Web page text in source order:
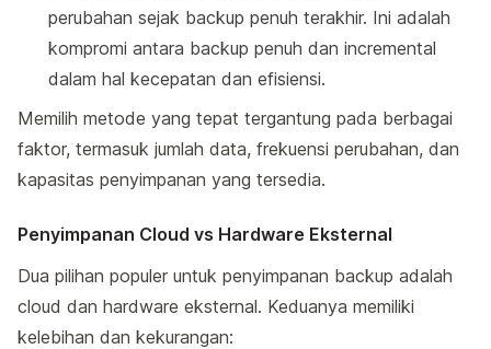
perubahan sejak backup penuh terakhir. Ini adalah
kompromi antara backup penuh dan incremental
dalam hal kecepatan dan efisiensi.
Memilih metode yang tepat tergantung pada berbagai
faktor, termasuk jumlah data, frekuensi perubahan, dan
kapasitas penyimpanan yang tersedia.
Penyimpanan Cloud vs Hardware Eksternal
Dua pilihan populer untuk penyimpanan backup adalah
cloud dan hardware eksternal. Keduanya memiliki
kelebihan dan kekurangan: